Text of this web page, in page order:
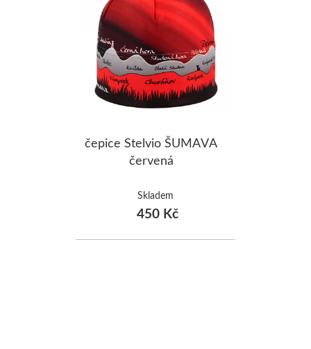
čepice Stelvio ŠUMAVA
červená
Skladem
450 Kč